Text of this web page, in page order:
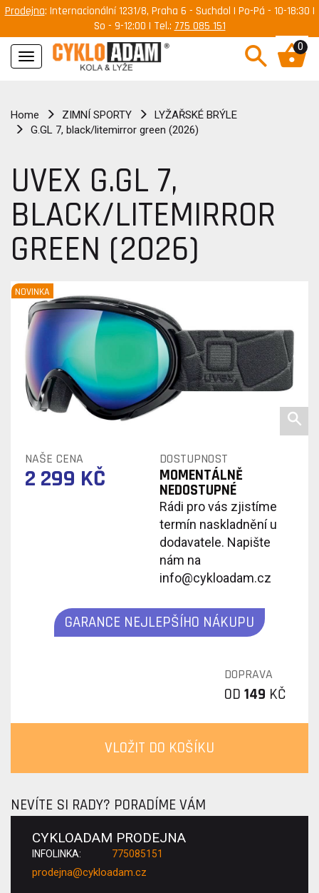
Prodejna: Internacionální 1231/8, Praha 6 - Suchdol | Po-Pá - 10-18:30 |
So - 9-12:00 | Tel.: 775 085 151
Navigace
0
Home ZIMNÍ SPORTY
LYŽAŘSKÉ BRÝLE
G.GL 7, black/litemirror green (2026)
UVEX G.GL 7,
BLACK/LITEMIRROR
GREEN (2026)
NOVINKA
NAŠE CENA DOSTUPNOST
2 299 KČ MOMENTÁLNĚ
NEDOSTUPNÉ
Rádi pro vás zjistíme
termín naskladnění u
dodavatele. Napište
nám na
info@cykloadam.cz
GARANCE NEJLEPŠÍHO NÁKUPU
DOPRAVA
OD 149 KČ
VLOŽIT DO KOŠÍKU
NEVÍTE SI RADY? PORADÍME VÁM
CYKLOADAM PRODEJNA
INFOLINKA: 775085151
prodejna@cykloadam.cz